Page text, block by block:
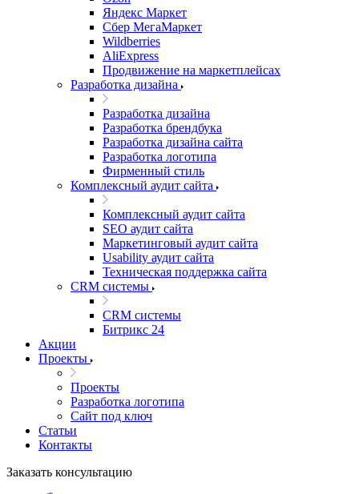
Яндекс Маркет
Сбер МегаМаркет
Wildberries
AliExpress
Продвижение на маркетплейсах
Разработка дизайна
Разработка дизайна
Разработка брендбука
Разработка дизайна сайта
Разработка логотипа
Фирменный стиль
Комплексный аудит сайта
Комплексный аудит сайта
SEO аудит сайта
Маркетинговый аудит сайта
Usability аудит сайта
Техническая поддержка сайта
CRM системы
CRM системы
Битрикс 24
Акции
Проекты
Проекты
Разработка логотипа
Сайт под ключ
Статьи
Контакты
Заказать консультацию